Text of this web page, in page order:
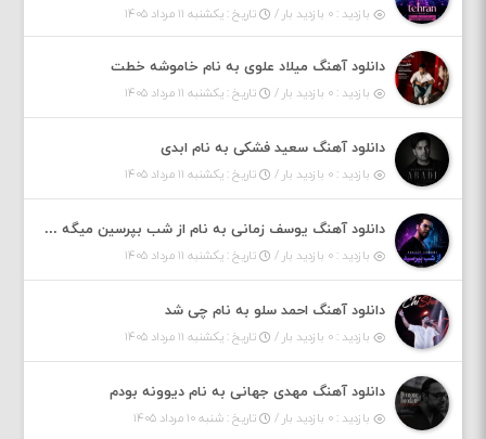
بازدید : ۰ بازدید بار / تاریخ : یکشنبه ۱۱ مرداد ۱۴۰۵
دانلود آهنگ میلاد علوی به نام خاموشه خطت
بازدید : ۰ بازدید بار / تاریخ : یکشنبه ۱۱ مرداد ۱۴۰۵
دانلود آهنگ سعید فشکی به نام ابدی
بازدید : ۰ بازدید بار / تاریخ : یکشنبه ۱۱ مرداد ۱۴۰۵
دانلود آهنگ یوسف زمانی به نام از شب بپرسین میگه چه روزگاری دارم
بازدید : ۰ بازدید بار / تاریخ : یکشنبه ۱۱ مرداد ۱۴۰۵
دانلود آهنگ احمد سلو به نام چی شد
بازدید : ۰ بازدید بار / تاریخ : یکشنبه ۱۱ مرداد ۱۴۰۵
دانلود آهنگ مهدی جهانی به نام دیوونه بودم
بازدید : ۰ بازدید بار / تاریخ : شنبه ۱۰ مرداد ۱۴۰۵